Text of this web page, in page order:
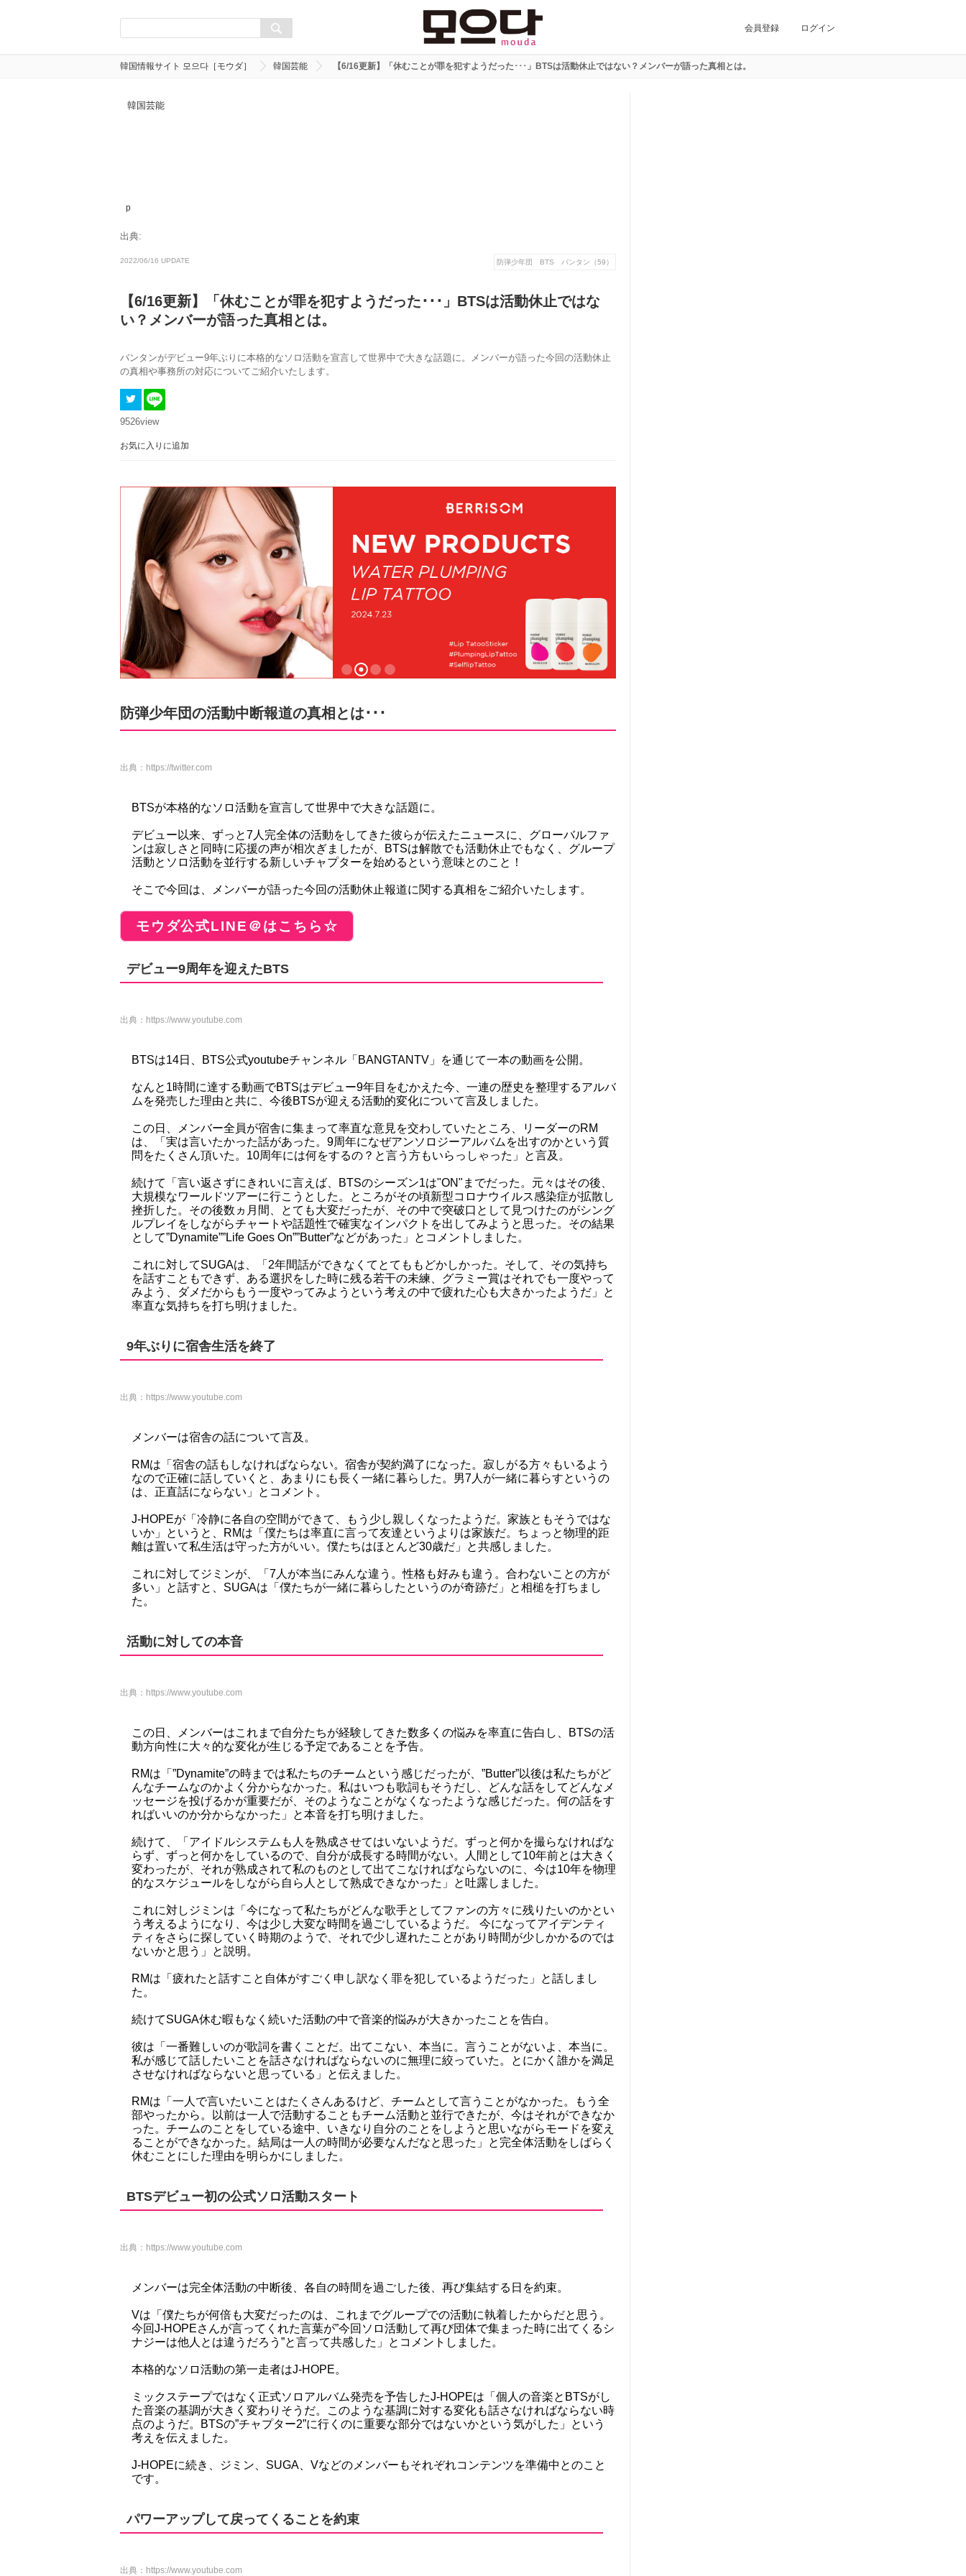
会員登録 ログイン
韓国情報サイト 모으다［モウダ］ 韓国芸能 【6/16更新】「休むことが罪を犯すようだった･･･」BTSは活動休止ではない？メンバーが語った真相とは。
韓国芸能
p
出典:
2022/06/16 UPDATE 防弾少年団 BTS バンタン（59）
【6/16更新】「休むことが罪を犯すようだった･･･」BTSは活動休止ではな
い？メンバーが語った真相とは。
バンタンがデビュー9年ぶりに本格的なソロ活動を宣言して世界中で大きな話題に。メンバーが語った今回の活動休止
の真相や事務所の対応についてご紹介いたします。
9526view
お気に入りに追加
防弾少年団の活動中断報道の真相とは･･･
出典： https://twitter.com
BTSが本格的なソロ活動を宣言して世界中で大きな話題に。
デビュー以来、ずっと7人完全体の活動をしてきた彼らが伝えたニュースに、グローバルファ
ンは寂しさと同時に応援の声が相次ぎましたが、BTSは解散でも活動休止でもなく、グループ
活動とソロ活動を並行する新しいチャプターを始めるという意味とのこと！
そこで今回は、メンバーが語った今回の活動休止報道に関する真相をご紹介いたします。
モウダ公式LINE＠はこちら☆
デビュー9周年を迎えたBTS
出典： https://www.youtube.com
BTSは14日、BTS公式youtubeチャンネル「BANGTANTV」を通じて一本の動画を公開。
なんと1時間に達する動画でBTSはデビュー9年目をむかえた今、一連の歴史を整理するアルバ
ムを発売した理由と共に、今後BTSが迎える活動的変化について言及しました。
この日、メンバー全員が宿舎に集まって率直な意見を交わしていたところ、リーダーのRM
は、「実は言いたかった話があった。9周年になぜアンソロジーアルバムを出すのかという質
問をたくさん頂いた。10周年には何をするの？と言う方もいらっしゃった」と言及。
続けて「言い返さずにきれいに言えば、BTSのシーズン1は"ON"までだった。元々はその後、
大規模なワールドツアーに行こうとした。ところがその頃新型コロナウイルス感染症が拡散し
挫折した。その後数ヵ月間、とても大変だったが、その中で突破口として見つけたのがシング
ルプレイをしながらチャートや話題性で確実なインパクトを出してみようと思った。その結果
として”Dynamite””Life Goes On””Butter”などがあった」とコメントしました。
これに対してSUGAは、「2年間話ができなくてとてももどかしかった。そして、その気持ち
を話すこともできず、ある選択をした時に残る若干の未練、グラミー賞はそれでも一度やって
みよう、ダメだからもう一度やってみようという考えの中で疲れた心も大きかったようだ」と
率直な気持ちを打ち明けました。
9年ぶりに宿舎生活を終了
出典： https://www.youtube.com
メンバーは宿舎の話について言及。
RMは「宿舎の話もしなければならない。宿舎が契約満了になった。寂しがる方々もいるよう
なので正確に話していくと、あまりにも長く一緒に暮らした。男7人が一緒に暮らすというの
は、正直話にならない」とコメント。
J-HOPEが「冷静に各自の空間ができて、もう少し親しくなったようだ。家族ともそうではな
いか」というと、RMは「僕たちは率直に言って友達というよりは家族だ。ちょっと物理的距
離は置いて私生活は守った方がいい。僕たちはほとんど30歳だ」と共感しました。
これに対してジミンが、「7人が本当にみんな違う。性格も好みも違う。合わないことの方が
多い」と話すと、SUGAは「僕たちが一緒に暮らしたというのが奇跡だ」と相槌を打ちまし
た。
活動に対しての本音
出典： https://www.youtube.com
この日、メンバーはこれまで自分たちが経験してきた数多くの悩みを率直に告白し、BTSの活
動方向性に大々的な変化が生じる予定であることを予告。
RMは「”Dynamite”の時までは私たちのチームという感じだったが、”Butter”以後は私たちがど
んなチームなのかよく分からなかった。私はいつも歌詞もそうだし、どんな話をしてどんなメ
ッセージを投げるかが重要だが、そのようなことがなくなったような感じだった。何の話をす
ればいいのか分からなかった」と本音を打ち明けました。
続けて、「アイドルシステムも人を熟成させてはいないようだ。ずっと何かを撮らなければな
らず、ずっと何かをしているので、自分が成長する時間がない。人間として10年前とは大きく
変わったが、それが熟成されて私のものとして出てこなければならないのに、今は10年を物理
的なスケジュールをしながら自ら人として熟成できなかった」と吐露しました。
これに対しジミンは「今になって私たちがどんな歌手としてファンの方々に残りたいのかとい
う考えるようになり、今は少し大変な時間を過ごしているようだ。 今になってアイデンティ
ティをさらに探していく時期のようで、それで少し遅れたことがあり時間が少しかかるのでは
ないかと思う」と説明。
RMは「疲れたと話すこと自体がすごく申し訳なく罪を犯しているようだった」と話しまし
た。
続けてSUGA休む暇もなく続いた活動の中で音楽的悩みが大きかったことを告白。
彼は「一番難しいのが歌詞を書くことだ。出てこない、本当に。言うことがないよ、本当に。
私が感じて話したいことを話さなければならないのに無理に絞っていた。とにかく誰かを満足
させなければならないと思っている」と伝えました。
RMは「一人で言いたいことはたくさんあるけど、チームとして言うことがなかった。もう全
部やったから。以前は一人で活動することもチーム活動と並行できたが、今はそれができなか
った。チームのことをしている途中、いきなり自分のことをしようと思いながらモードを変え
ることができなかった。結局は一人の時間が必要なんだなと思った」と完全体活動をしばらく
休むことにした理由を明らかにしました。
BTSデビュー初の公式ソロ活動スタート
出典： https://www.youtube.com
メンバーは完全体活動の中断後、各自の時間を過ごした後、再び集結する日を約束。
Vは「僕たちが何倍も大変だったのは、これまでグループでの活動に執着したからだと思う。
今回J-HOPEさんが言ってくれた言葉が”今回ソロ活動して再び団体で集まった時に出てくるシ
ナジーは他人とは違うだろう”と言って共感した」とコメントしました。
本格的なソロ活動の第一走者はJ-HOPE。
ミックステープではなく正式ソロアルバム発売を予告したJ-HOPEは「個人の音楽とBTSがし
た音楽の基調が大きく変わりそうだ。このような基調に対する変化も話さなければならない時
点のようだ。BTSの”チャプター2”に行くのに重要な部分ではないかという気がした」という
考えを伝えました。
J-HOPEに続き、ジミン、SUGA、Vなどのメンバーもそれぞれコンテンツを準備中とのこと
です。
パワーアップして戻ってくることを約束
出典： https://www.youtube.com